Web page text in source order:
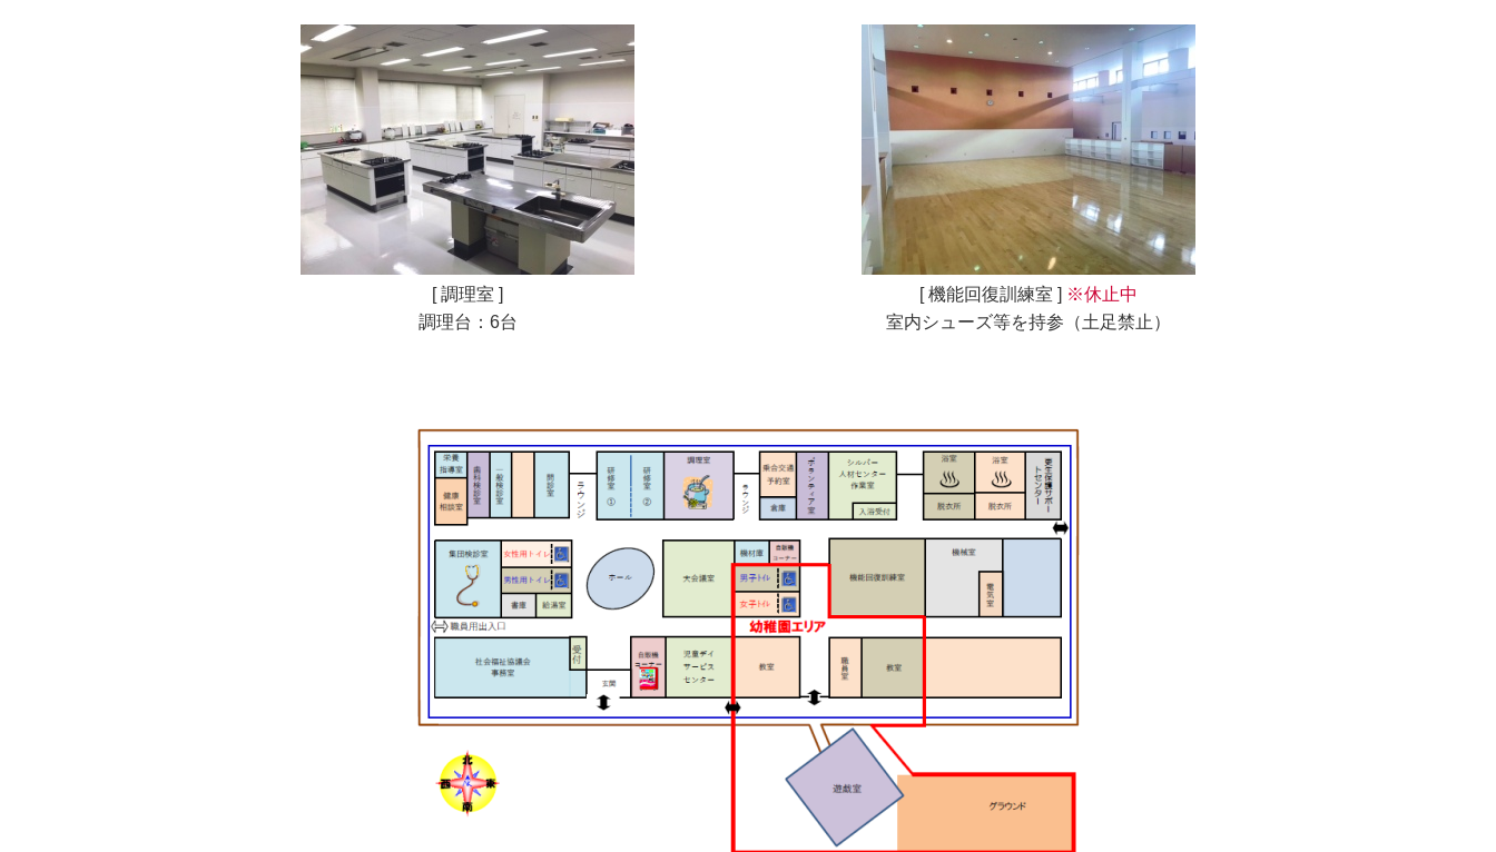
[ 調理室 ]
調理台：6台
[ 機能回復訓練室 ] ※休止中
室内シューズ等を持参（土足禁止）